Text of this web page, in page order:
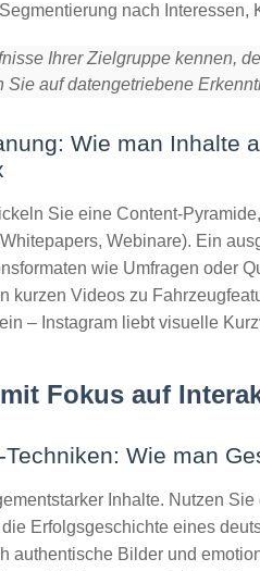
nach
Ihrer Zielgruppe kennen,
auf datengetriebene
Wie man Inhalte
Sie eine Content-
Webinare). Ein
wie Umfragen oder
kurzen Videos zu
– Instagram liebt visuelle
Fokus auf
Wie man
Inhalte. Nutzen Sie
Erfolgsgeschichte eines
authentische Bilder und